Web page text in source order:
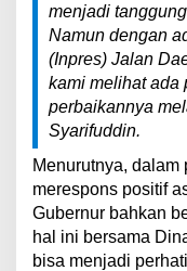
menjadi
Namun dengan
(Inpres) Jalan
kami melihat ada
perbaikannya
Syarifuddin.
Menurutnya, dalam
merespons positif
Gubernur bahkan
hal ini bersama
bisa menjadi